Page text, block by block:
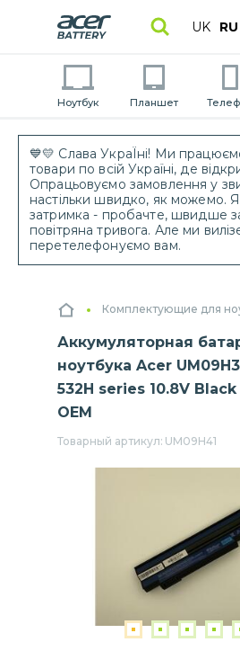
💙💛 Слава УкраЇні! Ми
товари по всій Україні, де
Опрацьовуємо замовлення у
настільки швидко, як можемо.
затримка - пробачте, швидше
повітряна тривога. Але ми
перетелефонуємо вам.
UK RU
Ноутбук Планшет
Комплектующие для
Аккумуляторная
ноутбука Acer
532H series 10.8V
OEM
Товарный артикул: UM09H41